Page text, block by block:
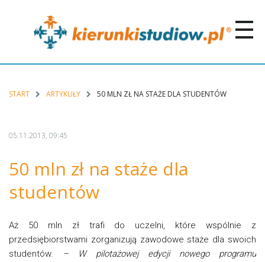
START ARTYKUŁY 50 MLN ZŁ NA STAŻE DLA STUDENTÓW
05.11.2013, 09:45
50 mln zł na staże dla
studentów
Aż 50 mln zł trafi do uczelni, które wspólnie z
przedsiębiorstwami zorganizują zawodowe staże dla swoich
studentów.
– W pilotażowej edycji nowego programu